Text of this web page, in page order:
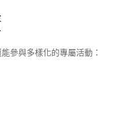
參與多樣化的專屬活動：